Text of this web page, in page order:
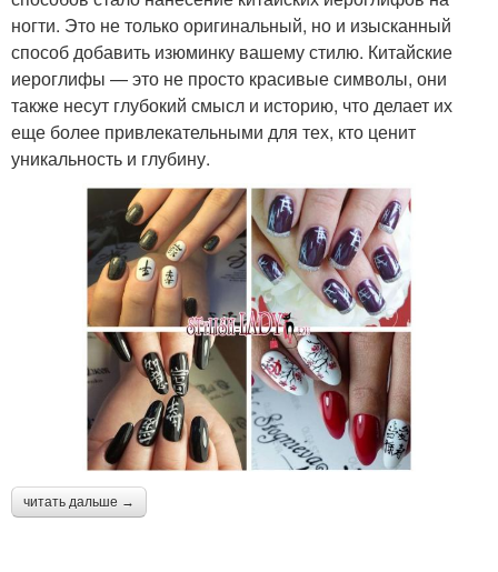
ногти. Это не только оригинальный, но и изысканный
способ добавить изюминку вашему стилю. Китайские
иероглифы — это не просто красивые символы, они
также несут глубокий смысл и историю, что делает их
еще более привлекательными для тех, кто ценит
уникальность и глубину.
читать дальше →